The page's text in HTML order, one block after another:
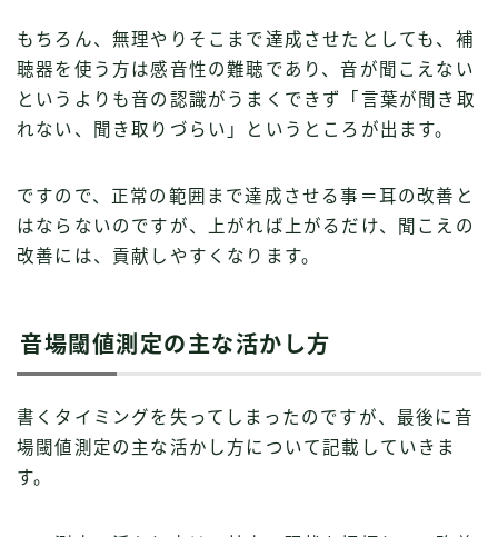
もちろん、無理やりそこまで達成させたとしても、補
聴器を使う方は感音性の難聴であり、音が聞こえない
というよりも音の認識がうまくできず「言葉が聞き取
れない、聞き取りづらい」というところが出ます。
ですので、正常の範囲まで達成させる事＝耳の改善と
はならないのですが、上がれば上がるだけ、聞こえの
改善には、貢献しやすくなります。
音場閾値測定の主な活かし方
書くタイミングを失ってしまったのですが、最後に音
場閾値測定の主な活かし方について記載していきま
す。